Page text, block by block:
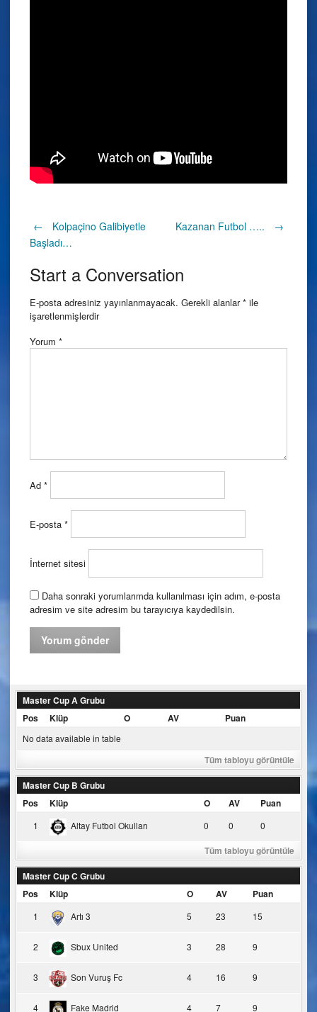
Post
navigation
←
Kolpaçino Galibiyetle
Başladı…
Kazanan Futbol ….. →
Start a Conversation
E-posta adresiniz yayınlanmayacak. Gerekli alanlar* ile
işaretlenmişlerdir
Yorum *
Ad *
E-posta *
İnternet sitesi
Daha sonraki yorumlarımda kullanılması için adım, e-posta
adresim ve site adresim bu tarayıcıya kaydedilsin.
Master Cup A Grubu
Pos
Klüp O AV Puan
No data available in table
Tüm tabloyu görüntüle
Master Cup B Grubu
Pos
Klüp O AV Puan
1 Altay Futbol Okulları 0 0 0
Tüm tabloyu görüntüle
Master Cup C Grubu
Pos
Klüp O AV Puan
1 Artı 3 5 23 15
2 Sbux United 3 28 9
3 Son Vuruş Fc 4 16 9
4 Fake Madrid 4 7 9